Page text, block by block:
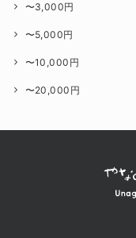
〜3,000円
〜5,000円
〜10,000円
〜20,000円